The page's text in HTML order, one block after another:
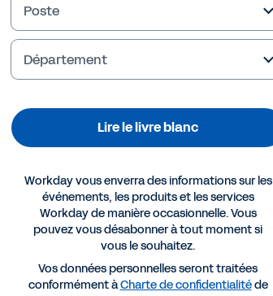
Poste
Département
Lire le livre blanc
Workday vous enverra des informations sur les
événements, les produits et les services
Workday de manière occasionnelle. Vous
pouvez vous désabonner à tout moment si
vous le souhaitez.
Vos données personnelles seront traitées
conformément àCharte de confidentialitéde